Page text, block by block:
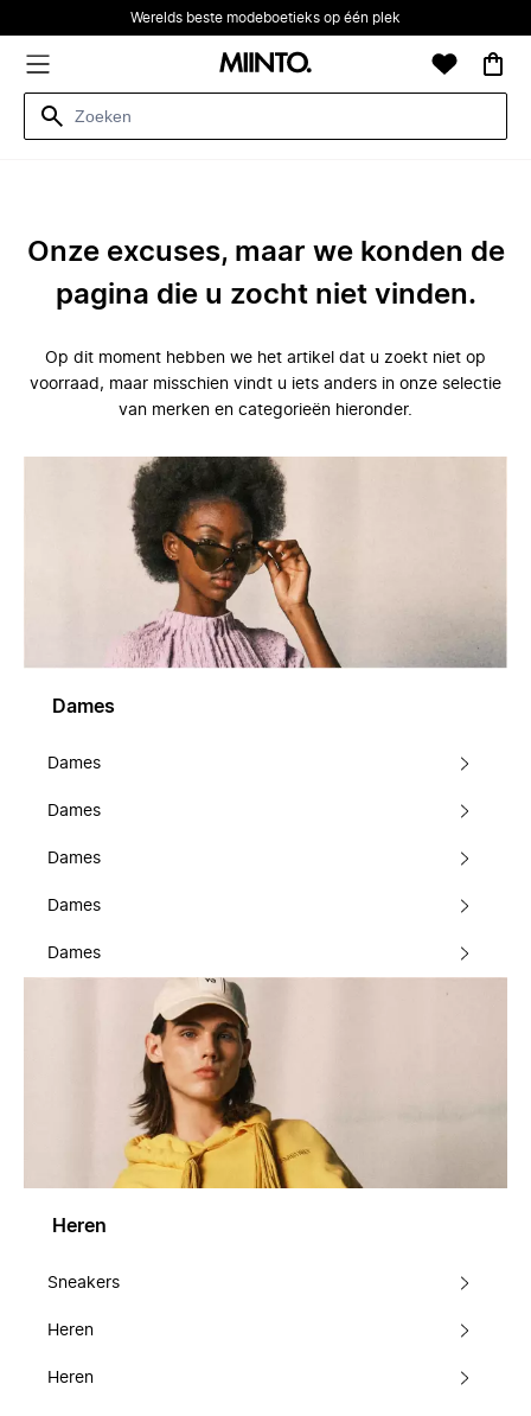
Werelds beste modeboetieks op één plek
Onze excuses, maar we konden de
pagina die u zocht niet vinden.
Op dit moment hebben we het artikel dat u zoekt niet op
voorraad, maar misschien vindt u iets anders in onze selectie
van merken en categorieën hieronder.
Dames
Dames
Dames
Dames
Dames
Dames
Heren
Sneakers
Heren
Heren